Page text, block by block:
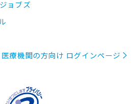
ョブズ
医療機関の方向け ログインページ